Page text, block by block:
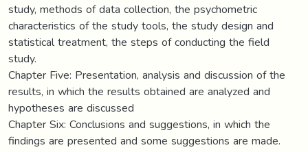
study, methods of data collection, the psychometric
characteristics of the study tools, the study design and
statistical treatment, the steps of conducting the field
study.
Chapter Five: Presentation, analysis and discussion of the
results, in which the results obtained are analyzed and
hypotheses are discussed
Chapter Six: Conclusions and suggestions, in which the
findings are presented and some suggestions are made.